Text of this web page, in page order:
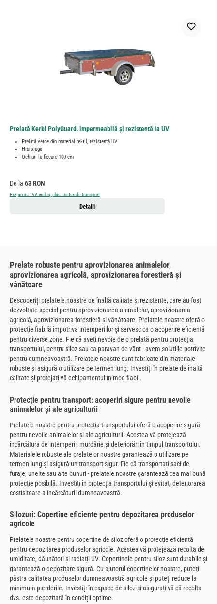
Prelată Kerbl PolyGuard, impermeabilă și rezistentă la UV
Prelată verde din material textil, rezistentă UV
Hidrofugă
Ochiuri la fiecare 100 cm
Preț obișnuit:
De la 63 RON
Prețuri cu TVA inclus, plus costuri de transport
Detalii
Prelate robuste pentru aprovizionarea animalelor,
aprovizionarea agricolă, aprovizionarea forestieră și
vânătoare
Descoperiți prelatele noastre de înaltă calitate și rezistente, care au fost
dezvoltate special pentru aprovizionarea animalelor, aprovizionarea
agricolă, aprovizionarea forestieră și vânătoare. Prelatele noastre oferă o
protecție fiabilă împotriva intemperiilor și servesc ca o acoperire eficientă
pentru diverse zone. Fie că aveți nevoie de o prelată pentru protecția
transportului, pentru siloz sau ca paravan de vânt - avem soluțiile potrivite
pentru dumneavoastră. Prelatele noastre sunt fabricate din materiale
robuste și asigură o utilizare pe termen lung. Investiți în prelate de înaltă
calitate și protejați-vă echipamentul în mod fiabil.
Protecție pentru transport: acoperiri sigure pentru nevoile
animalelor și ale agriculturii
Prelatele noastre pentru protecția transportului oferă o acoperire sigură
pentru nevoile animalelor și ale agriculturii. Acestea vă protejează
încărcătura de intemperii, murdărie și deteriorări în timpul transportului.
Materialele robuste ale prelatelor noastre garantează o utilizare pe
termen lung și asigură un transport sigur. Fie că transportați saci de
furaje, unelte sau alte bunuri - prelatele noastre garantează cea mai bună
protecție posibilă. Investiți în protecția transportului și evitați deteriorarea
costisitoare a încărcăturii dumneavoastră.
Silozuri: Copertine eficiente pentru depozitarea produselor
agricole
Prelatele noastre pentru copertine de siloz oferă o protecție eficientă
pentru depozitarea produselor agricole. Acestea vă protejează recolta de
umiditate, dăunători și radiații UV. Copertinele pentru siloz sunt durabile și
garantează o depozitare sigură. Cu ajutorul copertinelor noastre, puteți
păstra calitatea produselor dumneavoastră agricole și puteți reduce la
minimum pierderile. Investiți în capace de siloz și asigurați-vă că recolta
dvs. este depozitată în condiții optime.